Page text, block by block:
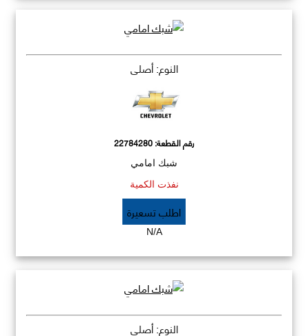
النوع: أصلي
رقم القطعة:22784280
شبك امامي
نفذت الكمية
اطلب تسعيرة
N/A
النوع: أصلي